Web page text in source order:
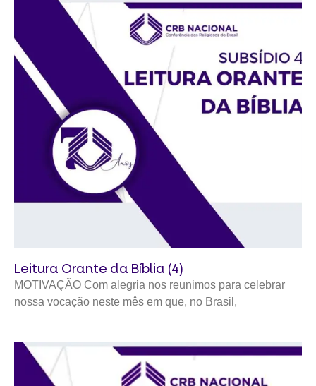
Leitura Orante da Bíblia (4)
MOTIVAÇÃO Com alegria nos reunimos para celebrar
nossa vocação neste mês em que, no Brasil,